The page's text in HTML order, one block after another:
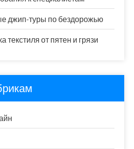
джип-туры по бездорожью
текстиля от пятен и грязи